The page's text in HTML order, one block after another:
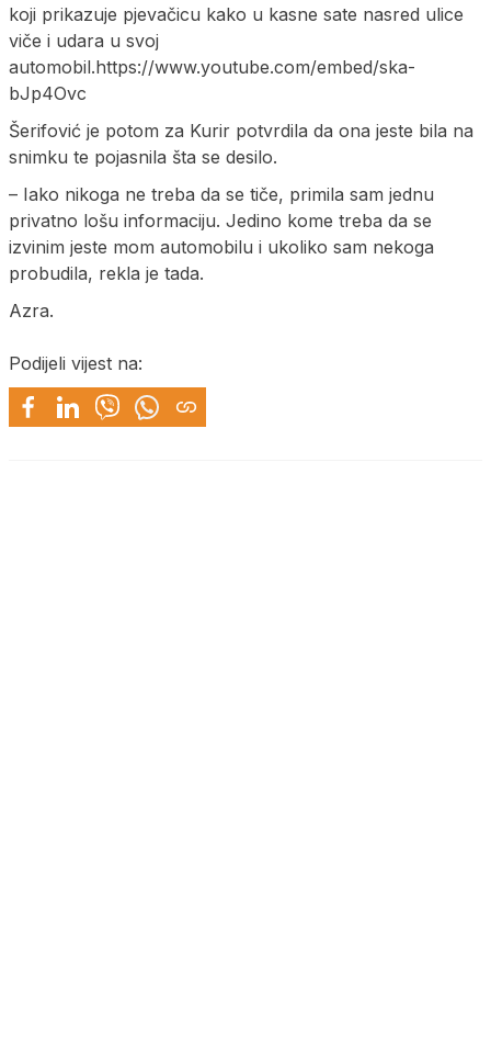
koji prikazuje pjevačicu kako u kasne sate nasred ulice
viče i udara u svoj
automobil.https://www.youtube.com/embed/ska-
bJp4Ovc
Šerifović je potom za Kurir potvrdila da ona jeste bila na
snimku te pojasnila šta se desilo.
– Iako nikoga ne treba da se tiče, primila sam jednu
privatno lošu informaciju. Jedino kome treba da se
izvinim jeste mom automobilu i ukoliko sam nekoga
probudila, rekla je tada.
Azra.
Podijeli vijest na: